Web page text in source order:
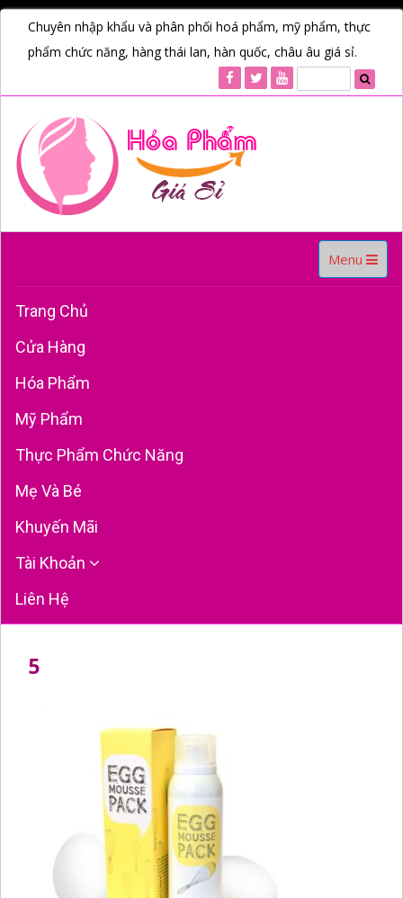
Chuyên nhập khẩu và phân phối hoá phẩm, mỹ phẩm, thực
phẩm chức năng, hàng thái lan, hàn quốc, châu âu giá sỉ.
Toggle
navigation
Menu
Trang Chủ
Cửa Hàng
Hóa Phẩm
Mỹ Phẩm
Thực Phẩm Chức Năng
Mẹ Và Bé
Khuyến Mãi
Tài Khoản
Liên Hệ
5